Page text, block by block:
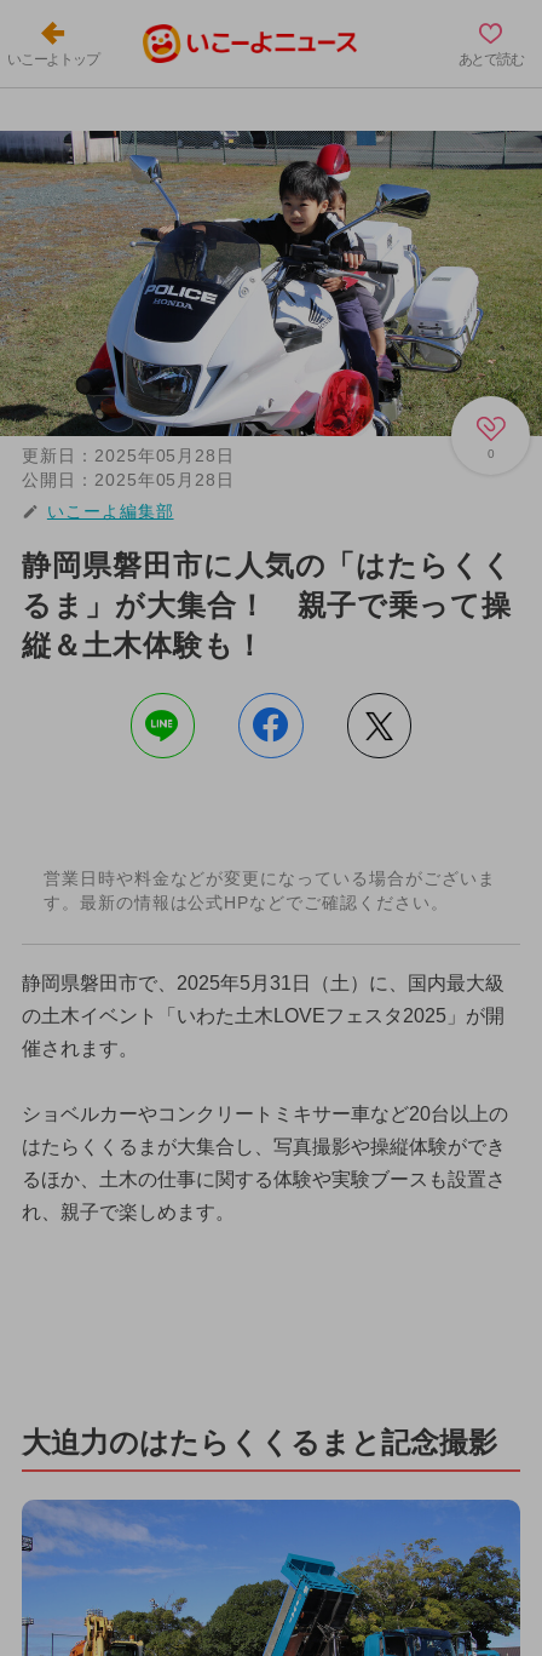
いこーよトップ あとで読む
0
更新日： 2025年05月28日
公開日： 2025年05月28日
いこーよ編集部
静岡県磐田市に人気の「はたらくく
るま」が大集合！ 親子で乗って操
縦＆土木体験も！
営業日時や料金などが変更になっている場合がございま
す。最新の情報は公式HPなどでご確認ください。
静岡県磐田市で、2025年5月31日（土）に、国内最大級
の土木イベント「いわた土木LOVEフェスタ2025」が開
催されます。
ショベルカーやコンクリートミキサー車など20台以上の
はたらくくるまが大集合し、写真撮影や操縦体験ができ
るほか、土木の仕事に関する体験や実験ブースも設置さ
れ、親子で楽しめます。
大迫力のはたらくくるまと記念撮影